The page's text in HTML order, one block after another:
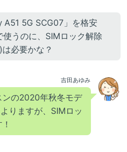
A51 5G SCG07」を格安
うのに、SIMロック解除
必要かな？
吉田あゆみ
ンの2020年秋冬モデ
りますが、SIMロッ